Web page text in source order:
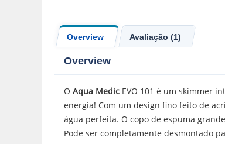
Overview Avaliação (1)
Overview
O Aqua Medic EVO 101 é um skimmer
energia! Com um design fino feito de
água perfeita. O copo de espuma
Pode ser completamente desmontado